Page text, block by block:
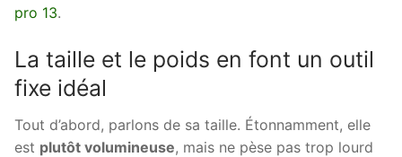
pro 13.
La taille et le poids en font un outil
fixe idéal
Tout d’abord, parlons de sa taille. Étonnamment, elle
est plutôt volumineuse, mais ne pèse pas trop lourd